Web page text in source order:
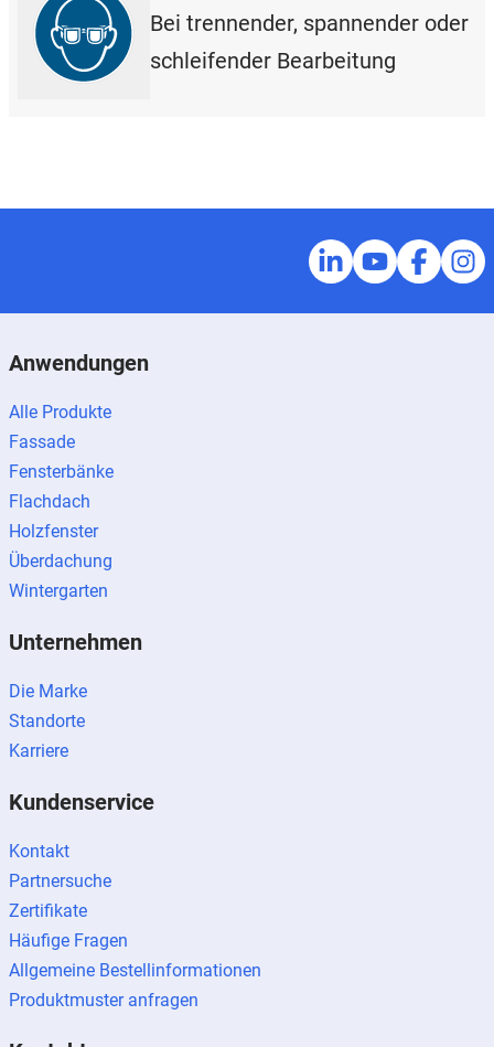
Bei trennender, spannender oder
schleifender Bearbeitung
Anwendungen
Alle Produkte
Fassade
Fensterbänke
Flachdach
Holzfenster
Überdachung
Wintergarten
Unternehmen
Die Marke
Standorte
Karriere
Kundenservice
Kontakt
Partnersuche
Zertifikate
Häufige Fragen
Allgemeine Bestellinformationen
Produktmuster anfragen